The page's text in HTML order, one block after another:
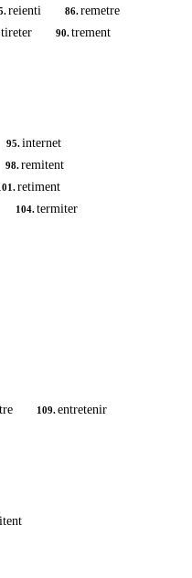
reienti 86.remetre
tireter 90.trement
95.internet
98.remitent
retiment
104.termiter
109.entretenir